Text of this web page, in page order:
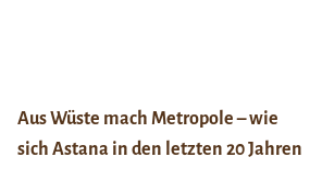
Aus Wüste mach Metropole – wie
sich Astana in den letzten 20 Jahren